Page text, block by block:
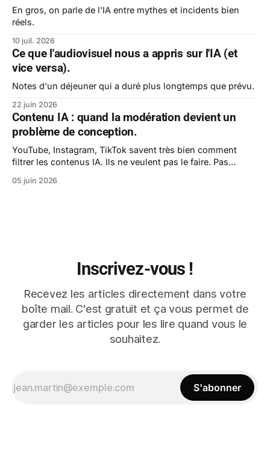
En gros, on parle de l'IA entre mythes et incidents bien
réels.
10 juil. 2026
Ce que l'audiovisuel nous a appris sur l'IA (et
vice versa).
Notes d'un déjeuner qui a duré plus longtemps que prévu.
22 juin 2026
Contenu IA : quand la modération devient un
problème de conception.
YouTube, Instagram, TikTok savent très bien comment
filtrer les contenus IA. Ils ne veulent pas le faire. Pas
05 juin 2026
Inscrivez-vous !
Recevez les articles directement dans votre
boîte mail. C'est gratuit et ça vous permet de
garder les articles pour les lire quand vous le
souhaitez.
S'abonner